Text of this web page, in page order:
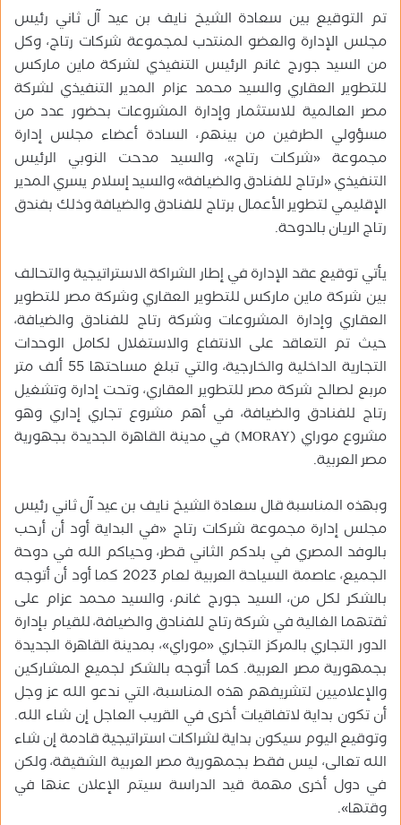
ا
تم التوقيع بين سعادة الشيخ‏ نايف بن عيد آل ثاني رئيس
مجلس الإدارة والعضو المنتدب لمجموعة شركات رتاج، وكل
من السيد جورج غانم الرئيس التنفيذي لشركة ماين ماركس
للتطوير العقاري والسيد محمد عزام المدير التنفيذي لشركة
مصر العالمية للاستثمار وإدارة المشروعات بحضور عدد من
مسؤولي الطرفين من بينهم، السادة أعضاء مجلس إدارة
مجموعة «شركات رتاج»، والسيد مدحت النوبي الرئيس
التنفيذي «لرتاج للفنادق والضيافة» والسيد ‏إسلام يسري المدير
الإقليمي لتطوير الأعمال برتاج للفنادق والضيافة وذلك بفندق
رتاج الريان بالدوحة.
يأتي توقيع عقد الإدارة في إطار الشراكة الاستراتيجية والتحالف
بين شركة ماين ماركس للتطوير العقاري وشركة مصر للتطوير
العقاري وإدارة المشروعات وشركة رتاج للفنادق والضيافة،
حيث تم التعاقد على الانتفاع والاستغلال لكامل الوحدات
التجارية الداخلية والخارجية، والتي تبلغ مساحتها 55 ألف متر
مربع لصالح شركة مصر للتطوير العقاري، وتحت إدارة وتشغيل
رتاج للفنادق والضيافة، في أهم مشروع تجاري إداري وهو
مشروع موراي (MORAY) في مدينة القاهرة الجديدة بجهورية
مصر العربية.
وبهذه المناسبة قال سعادة الشيخ‏ نايف بن عيد آل ثاني رئيس
مجلس إدارة مجموعة شركات رتاج «في البداية أود أن أرحب
بالوفد المصري في بلدكم الثاني قطر، وحياكم الله في دوحة
الجميع، عاصمة السياحة العربية لعام 2023 كما أود أن أتوجه
بالشكر لكل من، السيد جورج غانم، والسيد محمد عزام على
ثقتهما الغالية في شركة رتاج للفنادق والضيافة، للقيام بإدارة
الدور التجاري بالمركز التجاري «موراي»، بمدينة القاهرة الجديدة
بجمهورية مصر العربية. كما أتوجه بالشكر لجميع المشاركين
والإعلاميين لتشريفهم هذه المناسبة، التي ندعو الله عز وجل
أن تكون بداية لاتفاقيات أخرى في القريب العاجل إن شاء الله.
وتوقيع اليوم سيكون بداية لشراكات استراتيجية قادمة إن شاء
الله تعالى، ليس فقط بجمهورية مصر العربية الشقيقة، ولكن
في دول أخرى مهمة قيد الدراسة سيتم الإعلان عنها في
وقتها».